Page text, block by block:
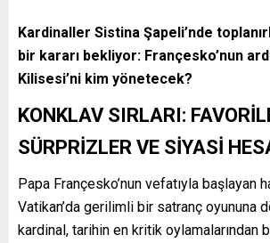
Kardinaller Sistina Şapeli’nde
bir kararı bekliyor: Françesko’nun
Kilisesi’ni kim yönetecek?
KONKLAV SIRLARI:
SÜRPRİZLER VE SİYASİ
Papa Françesko’nun vefatıyla başlayan
Vatikan’da gerilimli bir satranç oyununa
kardinal, tarihin en kritik oylamalarından